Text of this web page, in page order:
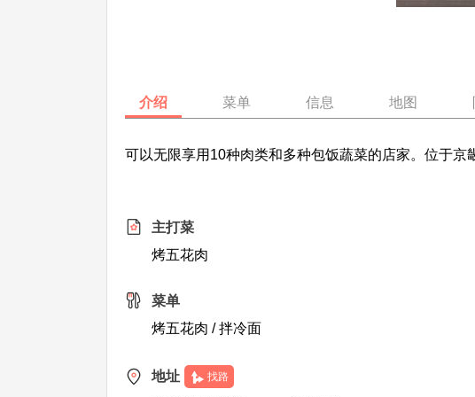
介绍 菜单 信息 地图
可以无限享用10种肉类和多种包饭蔬菜的店家。位于
主打菜
烤五花肉
菜单
烤五花肉 / 拌冷面
地址 找路